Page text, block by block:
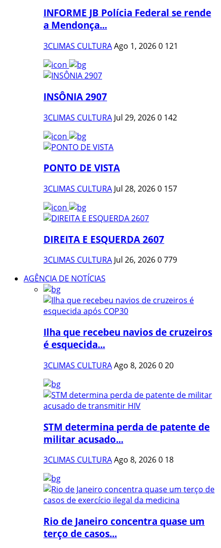
INFORME JB Polícia Federal se rende
a Mendonça...
3CLIMAS CULTURAAgo 1, 20260 121
INSÔNIA 2907
3CLIMAS CULTURA Jul 29, 20260 142
PONTO DE VISTA
3CLIMAS CULTURA Jul 28, 20260 157
DIREITA E ESQUERDA 2607
3CLIMAS CULTURA Jul 26, 20260779
AGÊNCIA DE NOTÍCIAS
Ilha que recebeu navios de cruzeiros
é esquecida...
3CLIMAS CULTURAAgo 8, 2026020
STM determina perda de patente de
militar acusado...
3CLIMAS CULTURAAgo 8, 20260 18
Rio de Janeiro concentra quase um
terço de casos...